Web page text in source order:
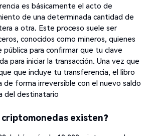
es básicamente el acto de
de una determinada cantidad de
a otra. Este proceso suele ser
conocidos como mineros, quienes
pública para confirmar que tu clave
para iniciar la transacción. Una vez que
que incluye tu transferencia, el libro
de forma irreversible con el nuevo saldo
del destinatario
existen?